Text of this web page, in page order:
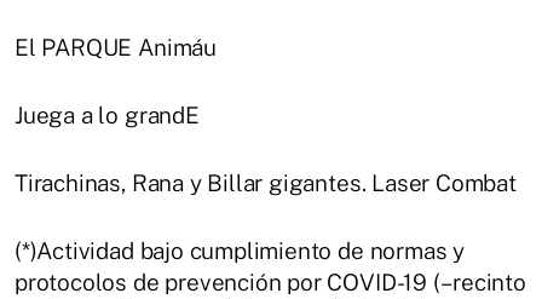
El PARQUE Animáu
Juega a lo grandE
Tirachinas, Rana y Billar gigantes. Laser Combat
(*)Actividad bajo cumplimiento de normas y
protocolos de prevención por COVID-19 (– recinto